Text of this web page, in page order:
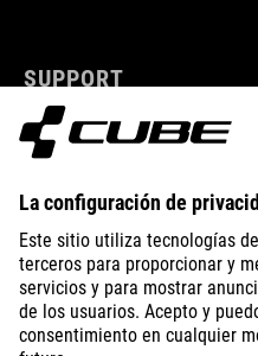
SUPPORT
ABOUT US
EXPLORE